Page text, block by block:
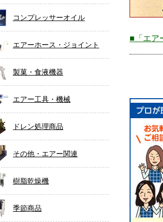
■「エア
コンプレッサーオイル
エアーホース・ジョイント
製菓・食液機器
エアー工具・機械
ドレン処理商品
その他・エアー関連
樹脂乾燥機
季節商品